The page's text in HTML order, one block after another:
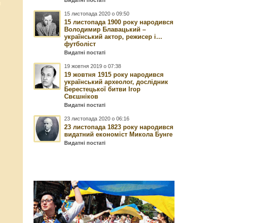
15 листопада 2020 о 09:50
15 листопада 1900 року народився
Володимир Блавацький –
український актор, режисер і…
футболіст
Видатні постаті
19 жовтня 2019 о 07:38
19 жовтня 1915 року народився
український археолог, дослідник
Берестецької битви Ігор
Свєшніков
Видатні постаті
23 листопада 2020 о 06:16
23 листопада 1823 року народився
видатний економіст Микола Бунге
Видатні постаті